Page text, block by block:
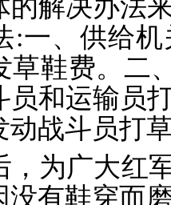
的解决办法
:一、供给
草鞋费。二
员和运输员
动战斗员打
，为广大红
没有鞋穿而